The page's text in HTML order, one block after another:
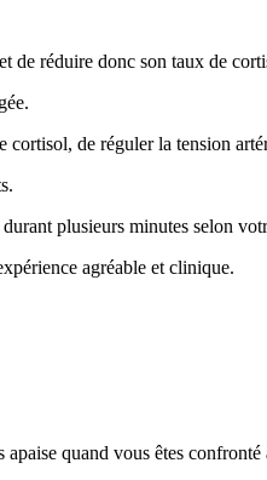
de réduire donc son taux de
de réguler la tension
plusieurs minutes selon
agréable et clinique.
quand vous êtes confronté